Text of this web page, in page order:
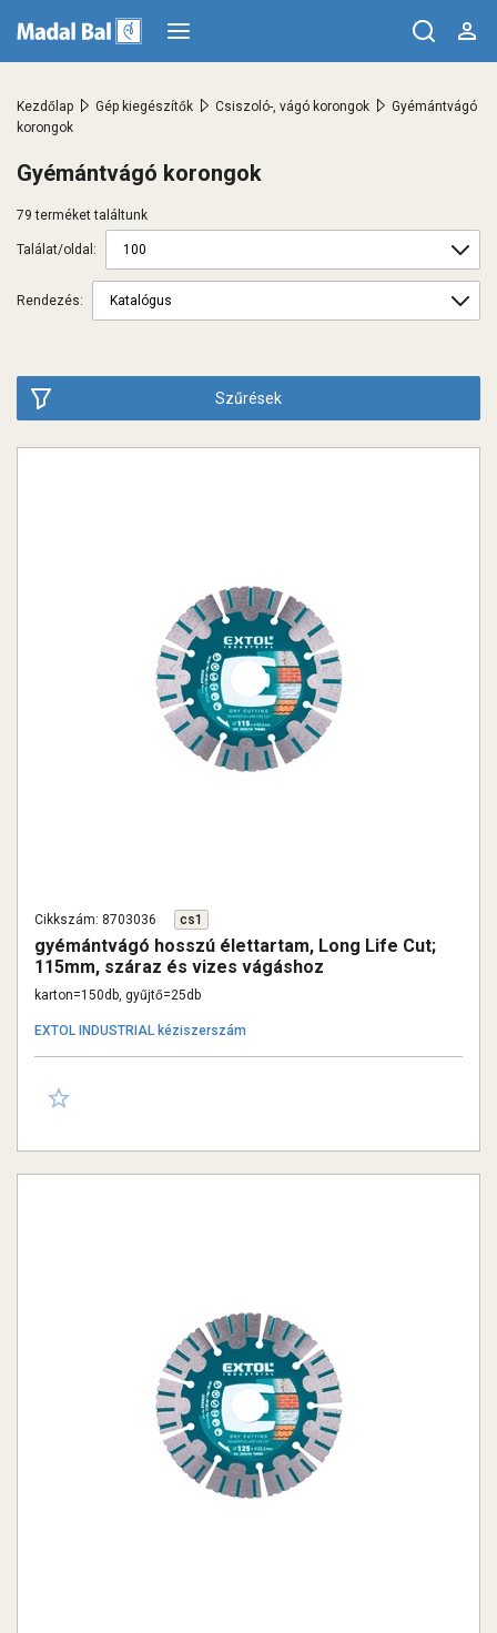
Kezdőlap > Gép kiegészítők > Csiszoló-, vágó korongok > Gyémántvágó
korongok
Gyémántvágó korongok
Rendezés:
79 terméket találtunk
Találat/oldal:
Szűrések
Cikkszám: 8703036 cs1
gyémántvágó hosszú élettartam, Long Life Cut;
115mm, száraz és vizes vágáshoz
karton=150db, gyűjtő=25db
EXTOL INDUSTRIAL kéziszerszám